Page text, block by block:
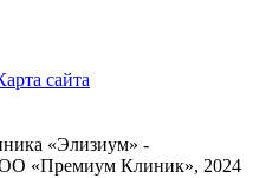
сайта
«Элизиум» -
«Премиум Клиник», 2024